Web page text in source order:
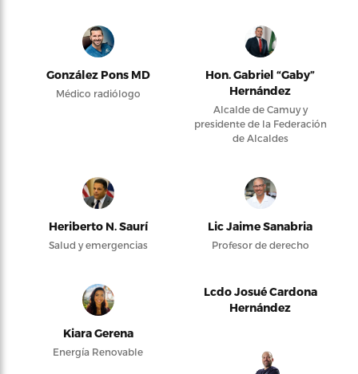
González Pons MD
Médico radiólogo
Hon. Gabriel “Gaby”
Hernández
Alcalde de Camuy y
presidente de la Federación
de Alcaldes
Heriberto N. Saurí
Salud y emergencias
Lic Jaime Sanabria
Profesor de derecho
Kiara Gerena
Energía Renovable
Lcdo Josué Cardona
Hernández